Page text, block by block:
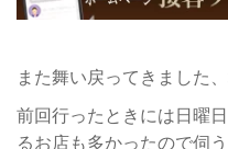
また舞い戻ってきました、
前回行ったときには日曜
るお店も多かったので伺